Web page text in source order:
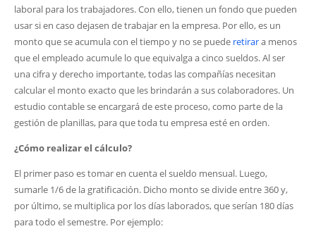
laboral para los trabajadores. Con ello, tienen un fondo que pueden
usar si en caso dejasen de trabajar en la empresa. Por ello, es un
monto que se acumula con el tiempo y no se puede retirara menos
que el empleado acumule lo que equivalga a cinco sueldos. Al ser
una cifra y derecho importante, todas las compañías necesitan
calcular el monto exacto que les brindarán a sus colaboradores. Un
estudio contable se encargará de este proceso, como parte de la
gestión de planillas, para que toda tu empresa esté en orden.
¿Cómo realizar el cálculo?
El primer paso es tomar en cuenta el sueldo mensual. Luego,
sumarle 1/6 de la gratificación. Dicho monto se divide entre 360 y,
por último, se multiplica por los días laborados, que serían 180 días
para todo el semestre. Por ejemplo: